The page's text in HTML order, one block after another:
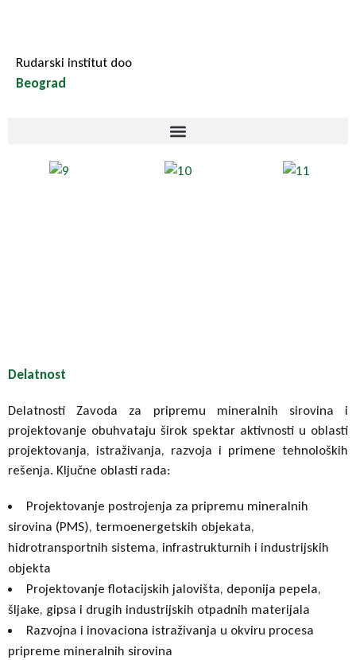
Rudarski institut doo
Beograd
Delatnost
Delatnosti Zavoda za pripremu mineralnih sirovina i
projektovanje obuhvataju širok spektar aktivnosti u oblasti
projektovanja, istraživanja, razvoja i primene tehnoloških
rešenja. Ključne oblasti rada:
Projektovanje postrojenja za pripremu mineralnih
sirovina (PMS), termoenergetskih objekata,
hidrotransportnih sistema, infrastrukturnih i industrijskih
objekta
Projektovanje flotacijskih jalovišta, deponija pepela,
šljake, gipsa i drugih industrijskih otpadnih materijala
Razvojna i inovaciona istraživanja u okviru procesa
pripreme mineralnih sirovina